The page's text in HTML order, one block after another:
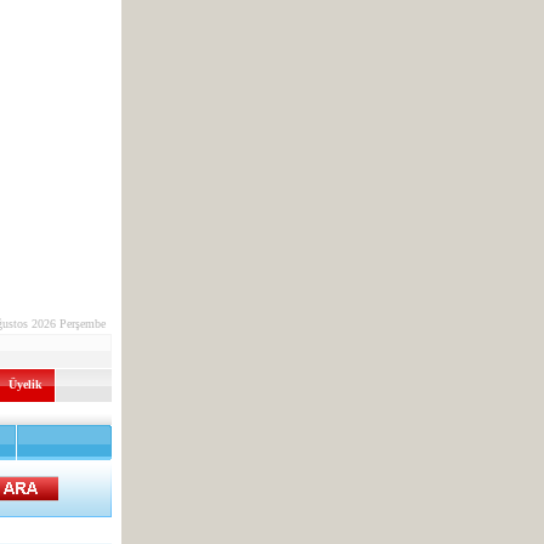
2026 Perşembe
Üyelik